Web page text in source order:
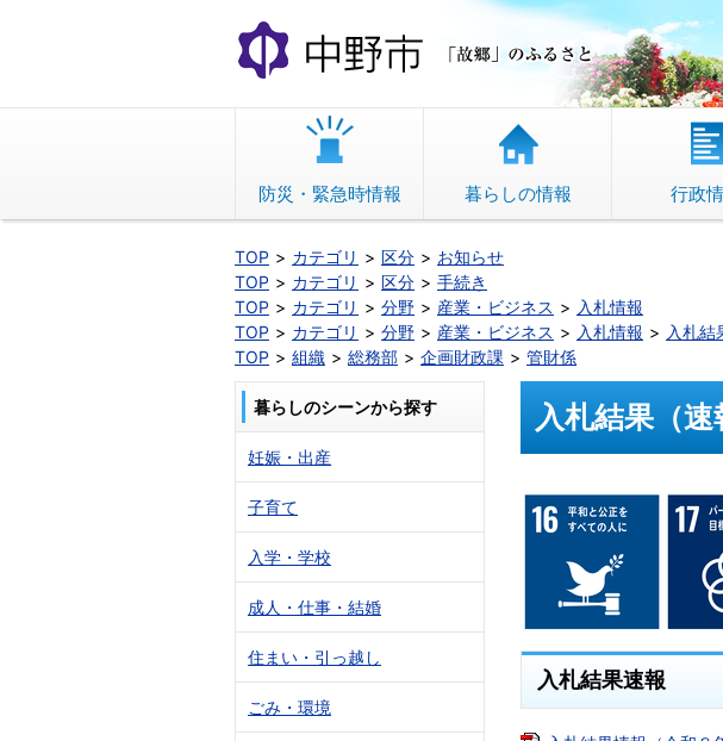
文
へ
動
中野市 「故
防災・緊急時情報 暮らしの情報 行政
TOP カテゴリ 区分
お知らせ
TOP
カテゴリ 区分
手続き
TOP
カテゴリ 分野 産業・ビジネス
入札情報
TOP
カテゴリ 分野 産業・ビジネス 入札情報
入札結
TOP
組織 総務部 企画財政課 管財係
入札結果（速
入札結果速報
暮らしのシーンから探す
妊娠・出産
子育て
入学・学校
成人・仕事・結婚
住まい・引っ越し
ごみ・環境